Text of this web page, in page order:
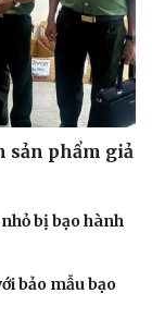
sản phẩm giả
bị bạo hành
bảo mẫu bạo